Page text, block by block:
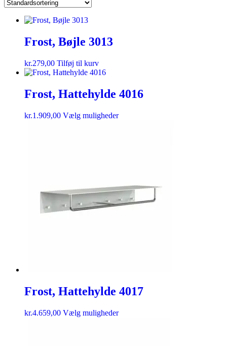
Frost, Bøjle 3013
kr.279,00 Tilføj til kurv
Frost, Hattehylde 4016
kr.1.909,00 Vælg muligheder
Frost, Hattehylde 4017
kr.4.659,00 Vælg muligheder